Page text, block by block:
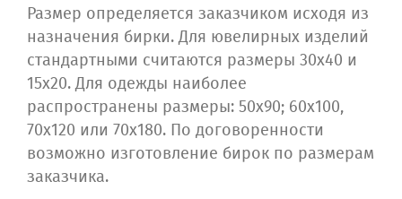
Размер определяется заказчиком исходя из
назначения бирки. Для ювелирных изделий
стандартными считаются размеры 30х40 и
15х20. Для одежды наиболее
распространены размеры: 50х90; 60х100,
70х120 или 70х180. По договоренности
возможно изготовление бирок по размерам
заказчика.